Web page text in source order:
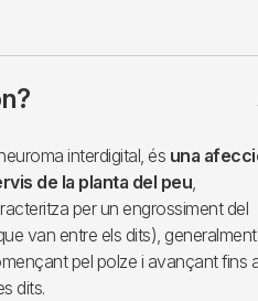
interdigital, és una
de la planta del peu,
per un engrossiment del
van entre els dits), generalment
pel polze i avançant fins
dits.